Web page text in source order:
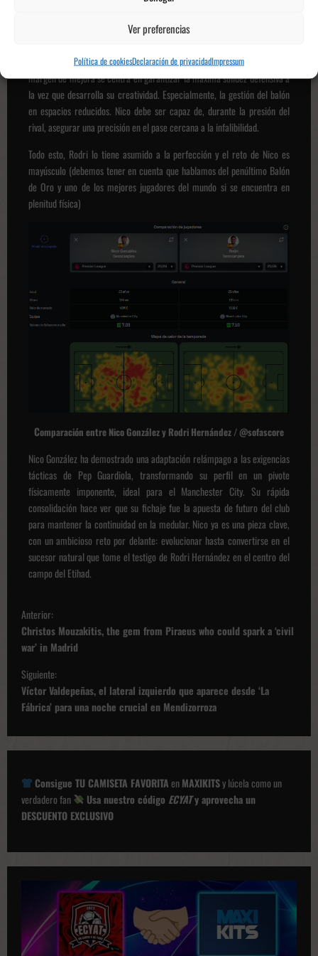
Ver preferencias
Política de cookiesDeclaración de privacidadImpressum
carácter ofensivo heredado de La Masia. En el City, y prácticamente en
equipo. Si bien sus primeras actuaciones han demostrado fiabilidad, su
margen de mejora se centra en garantizar la máxima solidez defensiva a
la vez que desarrolla su creatividad. Especialmente, la gestión del balón
en espacios reducidos. Nico debe ser capaz de, durante la presión del
rival, asegurar una precisión en el pase cercana a la infalibilidad.
Todo esto, Rodri lo tiene asumido a la perfección y el reto de Nico es
mayúsculo (debemos tener en cuenta que hablamos del penúltimo Balón
de Oro y uno de los mejores jugadores del mundo si se encuentra en
plenitud física)
Comparación entre Nico González y Rodri Hernández / @sofascore
Nico González ha demostrado una adaptación relámpago a las exigencias
tácticas de Pep Guardiola, transformando su perfil en un pivote
físicamente imponente, ideal para el Manchester City. Su rápida
consolidación hace ver que su fichaje fue la apuesta de futuro del club
para mantener la continuidad en la medular. Nico ya es una pieza clave,
con un ambicioso reto por delante: evolucionar hasta convertirse en el
sucesor natural que tome el testigo de Rodri Hernández en el centro del
campo del Etihad.
N
a
v
e
g
a
c
ó
n
d
e
p
l
Anterior:
Christos Mouzakitis, the gem from Piraeus who could spark a ‘civil
war’ in Madrid
Siguiente:
Víctor Valdepeñas, el lateral izquierdo que aparece desde ‘La
Fábrica’ para una noche crucial en Mendizorroza
Consigue TU CAMISETA FAVORITAenMAXIKITSy lúcela como un
verdadero fan
Usa nuestro código ECYATy aprovecha un
DESCUENTO EXCLUSIVO